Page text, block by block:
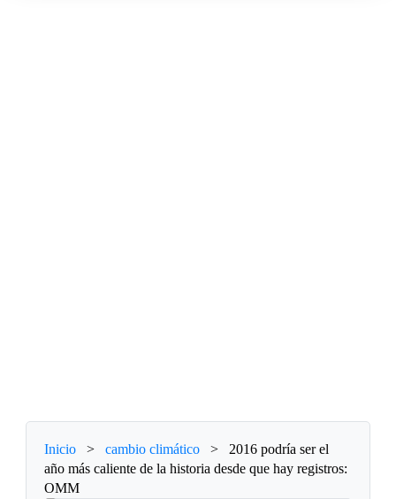
Inicio > cambio climático >
2016 podría ser el
año más caliente de la historia desde que hay registros:
OMM